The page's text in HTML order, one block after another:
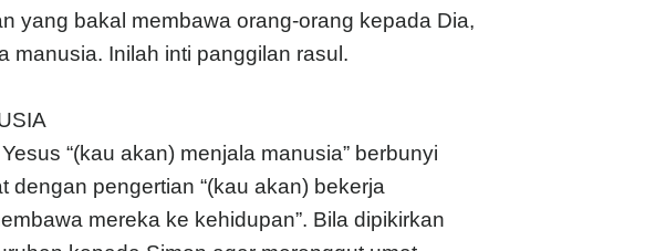
yang bakal membawa orang-orang kepada Dia,
manusia. Inilah inti panggilan rasul.
“(kau akan) menjala manusia” berbunyi
dengan pengertian “(kau akan) bekerja
mereka ke kehidupan”. Bila dipikirkan